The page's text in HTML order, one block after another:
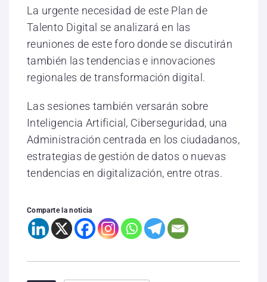
La urgente necesidad de este Plan de
Talento Digital se analizará en las
reuniones de este foro donde se discutirán
también las tendencias e innovaciones
regionales de transformación digital.
Las sesiones también versarán sobre
Inteligencia Artificial, Ciberseguridad, una
Administración centrada en los ciudadanos,
estrategias de gestión de datos o nuevas
tendencias en digitalización, entre otras.
Comparte la noticia